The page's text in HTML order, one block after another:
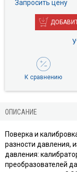
Запросить цену
К сравнению
ОПИСАНИЕ
Поверка и
разности давления,
давления:
преобразователей